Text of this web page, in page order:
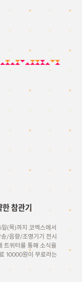
참관기
(목)까지 코엑스에서
/음향/조명기기 전시
트위터를 통해 소식을
10000원이 무료라는
님이 마침 관심이